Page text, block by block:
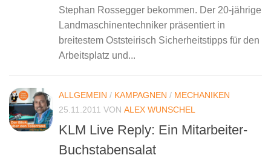
Stephan Rossegger bekommen. Der 20-jährige
Landmaschinentechniker präsentiert in
breitestem Oststeirisch Sicherheitstipps für den
Arbeitsplatz und...
ALLGEMEIN / KAMPAGNEN / MECHANIKEN
25.11.2011 VON ALEX WUNSCHEL
KLM Live Reply: Ein Mitarbeiter-
Buchstabensalat